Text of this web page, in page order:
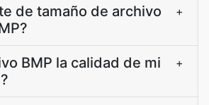
de tamaño de archivo
+
BMP la calidad de mi
+